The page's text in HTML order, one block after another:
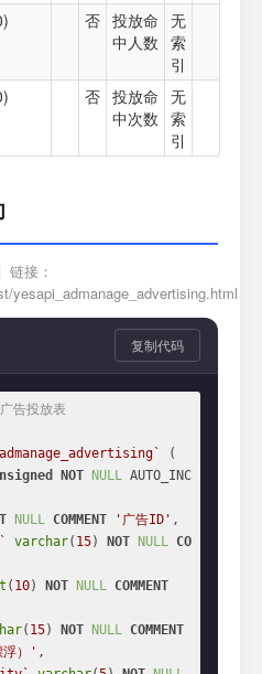
否 投放命
中人数
无
索
引
否 投放命
中次数
无
索
引
| 链接：
yesapi_admanage_advertising.html
复制代码
告投放表
(
NOT NULL AUTO_INC
NULL COMMENT '广告ID' ,
varchar( 15) NOT NULL CO
( 10) NOT NULL COMMENT
( 15) NOT NULL COMMENT
浮）' ,